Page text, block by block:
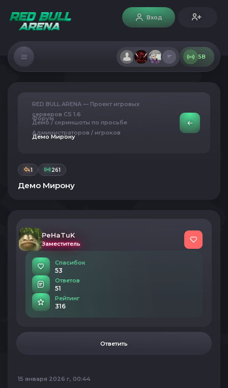
Вход
58
RED BULL ARENA — Проект игровых
серверов CS 1.6
Форум
Демо / скриншоты по просьбе
Администраторов / игроков
Демо Мирону
1 261
Демо Мирону
PeHaTuK
Заместитель
Спасибок
53
Ответов
51
Рейтинг
316
Ответить
15 января 2026 г, 00:44